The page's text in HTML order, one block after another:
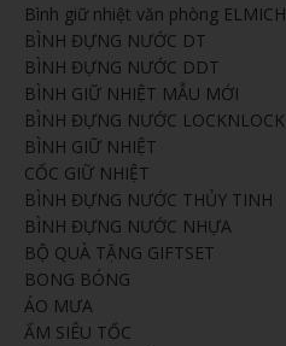
Bình giữ nhiệt văn phòng ELMICH
BÌNH ĐỰNG NƯỚC DT
BÌNH ĐỰNG NƯỚC DDT
BÌNH GIỮ NHIỆT MẪU MỚI
BÌNH ĐỰNG NƯỚC LOCKNLOCK
BÌNH GIỮ NHIỆT
CỐC GIỮ NHIỆT
BÌNH ĐỰNG NƯỚC THỦY TINH
BÌNH ĐỰNG NƯỚC NHỰA
BỘ QUÀ TẶNG GIFTSET
BONG BÓNG
ÁO MƯA
ẤM SIÊU TỐC